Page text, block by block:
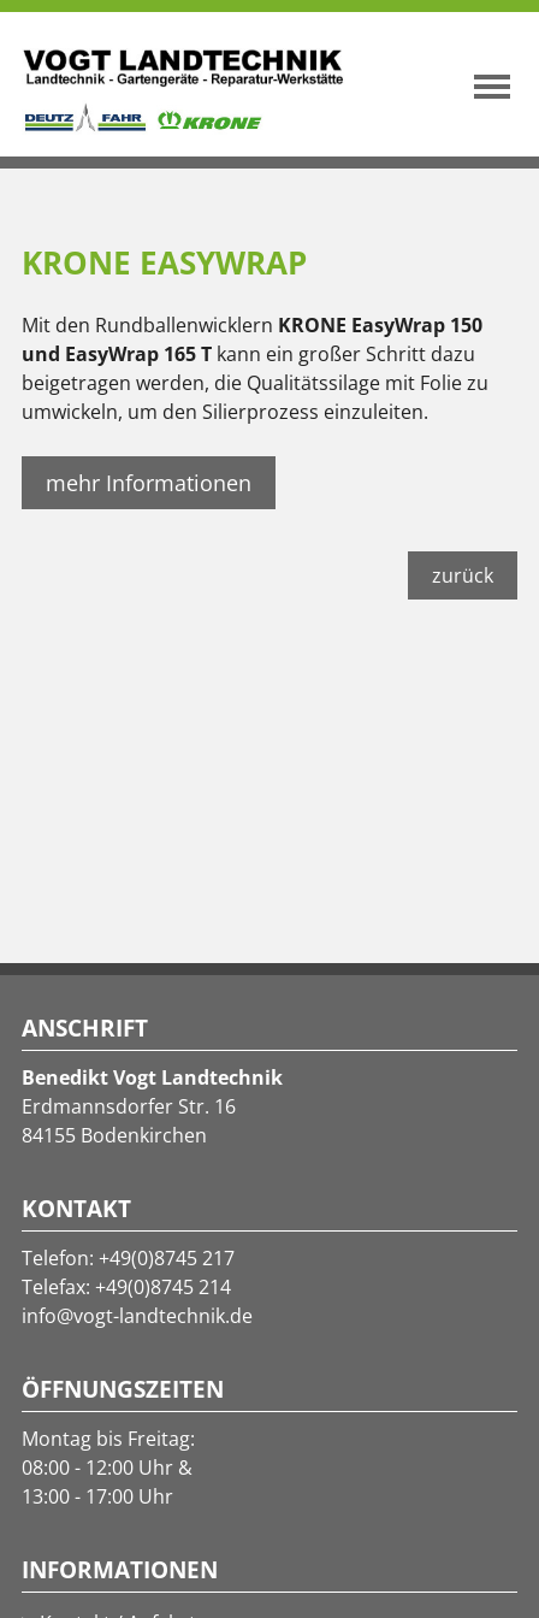
KRONE EASYWRAP
Mit den Rundballenwicklern KRONE EasyWrap 150
und EasyWrap 165 T kann ein großer Schritt dazu
beigetragen werden, die Qualitätssilage mit Folie zu
umwickeln, um den Silierprozess einzuleiten.
mehr Informationen
zurück
ANSCHRIFT
Benedikt Vogt Landtechnik
Erdmannsdorfer Str. 16
84155 Bodenkirchen
KONTAKT
Telefon: +49(0)8745 217
Telefax: +49(0)8745 214
info@vogt-landtechnik.de
ÖFFNUNGSZEITEN
Montag bis Freitag:
08:00 - 12:00 Uhr &
13:00 - 17:00 Uhr
INFORMATIONEN